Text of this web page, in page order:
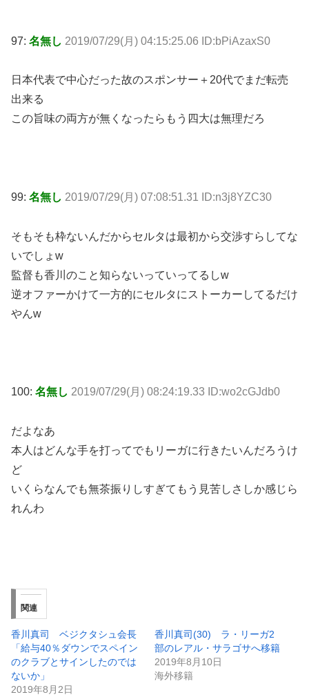
97: 名無し 2019/07/29(月) 04:15:25.06 ID:bPiAzaxS0
日本代表で中心だった故のスポンサー＋20代でまだ転売
出来る
この旨味の両方が無くなったらもう四大は無理だろ
99: 名無し 2019/07/29(月) 07:08:51.31 ID:n3j8YZC30
そもそも枠ないんだからセルタは最初から交渉すらしてな
いでしょw
監督も香川のこと知らないっていってるしw
逆オファーかけて一方的にセルタにストーカーしてるだけ
やんw
100: 名無し 2019/07/29(月) 08:24:19.33 ID:wo2cGJdb0
だよなあ
本人はどんな手を打ってでもリーガに行きたいんだろうけ
ど
いくらなんでも無茶振りしすぎてもう見苦しさしか感じら
れんわ
関連
香川真司 ベジクタシュ会長
「給与40％ダウンでスペイン
のクラブとサインしたのでは
ないか」
2019年8月2日
香川真司(30) ラ・リーガ2
部のレアル・サラゴサへ移籍
2019年8月10日
海外移籍